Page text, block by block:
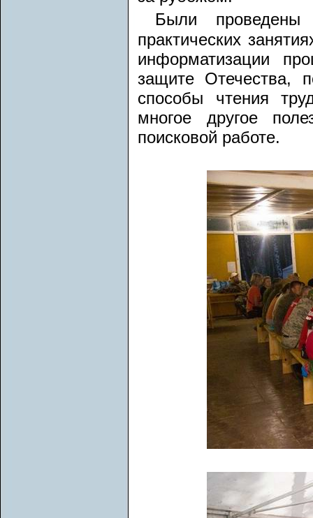
Были
практических
информатизации
защите Отечества,
способы чтения
многое другое
поисковой работе.